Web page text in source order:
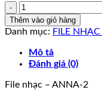
ANNA
02
số
Thêm vào giỏ hàng
Danh mục: FILE
Mô tả
Đánh giá (0)
File nhạc – ANNA-2